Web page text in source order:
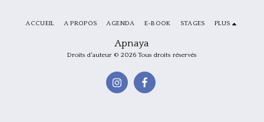
Apnaya
Droits d'auteur © 2026 Tous droits réservés
ACCUEIL A PROPOS AGENDA E-BOOK STAGES PLUS